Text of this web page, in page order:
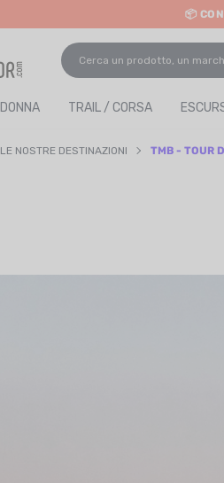
📦
DONNA TRAIL / CORSA
LE NOSTRE DESTINAZIONI TMB - TOUR